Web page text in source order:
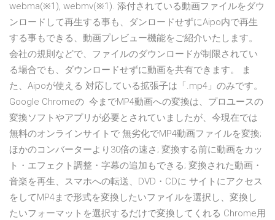
webma(※1), webmv(※1). 添付されている動画ファイルをダウ
ンロードして再生する事も、ダンロードせずにAipo内で再生
する事もできる、動画プレビュー機能をご紹介いたします。
会社の規則などで、ファイルのダウンロードが制限されてい
る場合でも、ダウンロードせずに動画を共有できます。 ま
た、Aipoが使える 対応している拡張子は「.mp4」のみです。
Google Chromeの 今までMP4動画への変換は、プロユースの
変換ソフトやアプリが必要とされていましたが、今現在では
無料のオンラインサイトで 無劣化でMP4動画ファイルを変換;
ほかのコンバーターより30倍の速さ; 変換する前に動画をカッ
ト・エフェクト調整・字幕の追加もできる; 変換された動画・
音楽を再生、スマホへの転送、DVD・CDに サイトにアクセス
をしてMP4まで形式を変換したいファイルを選択し、変換し
たいフォーマットを選択するだけで変換してくれる Chrome用